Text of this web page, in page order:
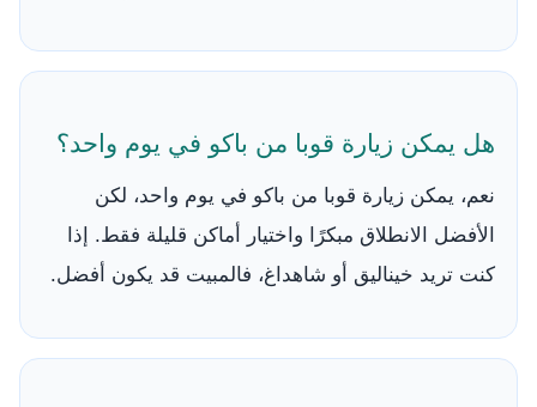
هل يمكن زيارة قوبا من باكو في يوم واحد؟
نعم، يمكن زيارة قوبا من باكو في يوم واحد، لكن
الأفضل الانطلاق مبكرًا واختيار أماكن قليلة فقط. إذا
كنت تريد خيناليق أو شاهداغ، فالمبيت قد يكون أفضل.